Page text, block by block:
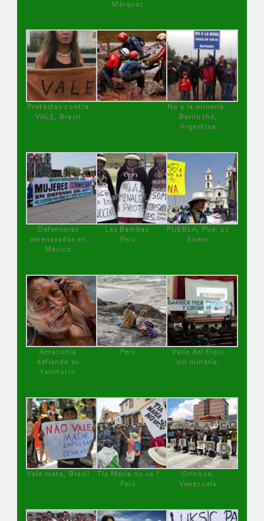
Márquez
Protestas contra
VALE, Brasil
No a la minería ,
Bariloche,
Argentina
Defensoras
amenazadas en
México
Las Bambas,
Perú
PUEBLA, Pue, 27
Enero
Amazonía
defiende su
territorio
Perú
Valle del Elqui
sin minería.
Vale mata, Brasil
Tía María no va !
Perú
Orinoco,
Venezuela